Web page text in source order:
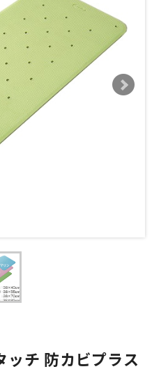
ッチ 防カビプラス